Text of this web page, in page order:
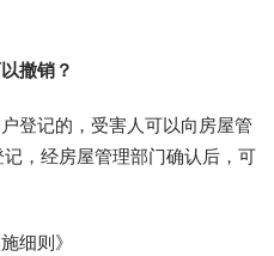
撤销？
记的，受害人可以向房屋管
，经房屋管理部门确认后，可
细则》